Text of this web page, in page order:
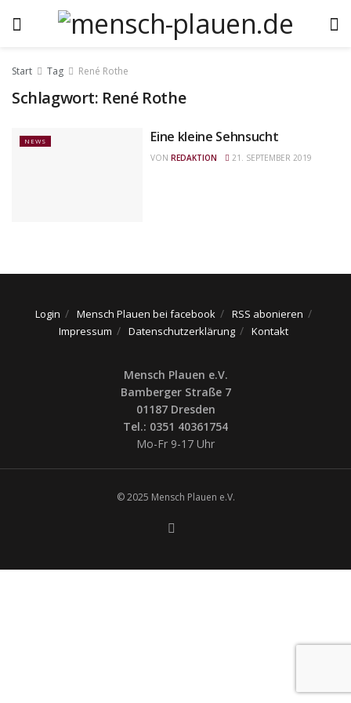
Start Tag René Rothe
Schlagwort: René Rothe
NEWS Eine kleine Sehnsucht
VON REDAKTION 21. SEPTEMBER 2019
Login Mensch Plauen bei facebook
RSS abonieren
Impressum
Datenschutzerklärung Kontakt
Mensch Plauen e.V.
Bamberger Straße 7
01187 Dresden
Tel.: 0351 40361754
Mo-Fr 9-17 Uhr
© 2025 Mensch Plauen e.V.